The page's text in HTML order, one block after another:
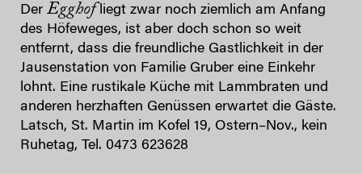
Der Egghofliegt zwar noch ziemlich am Anfang
des Höfeweges, ist aber doch schon so weit
entfernt, dass die freundliche Gastlichkeit in der
Jausenstation von Familie Gruber eine Einkehr
lohnt. Eine rustikale Küche mit Lammbraten und
anderen herzhaften Genüssen erwartet die Gäste.
Latsch, St. Martin im Kofel 19, Ostern–Nov., kein
Ruhetag, Tel. 0473 623628